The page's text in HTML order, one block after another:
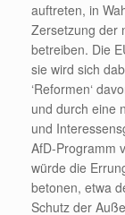
auftreten, in
Zersetzung der
betreiben. Die
sie wird sich
‘Reformen‘
und durch eine
und
AfD-Programm
würde die
betonen, etwa
Schutz der